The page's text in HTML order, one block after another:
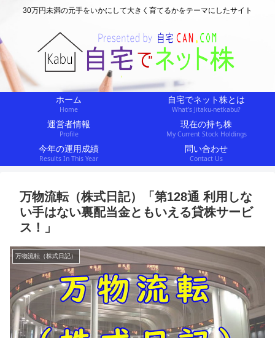
30万円未満の元手をいかにして大きく育てるかをテーマにしたサイト
ホーム
Home
自宅でネット株とは
What’s Jitaku-netkabu?
運営者情報
Profile
現在の持ち株
My Current Stock Holdings
今年の運用成績
Results In This Year
問い合わせ
Contact Us
万物流転（株式日記）「第128通 利用しな
い手はない裏配当金ともいえる貸株サービ
ス！」
万物流転（株式日記）